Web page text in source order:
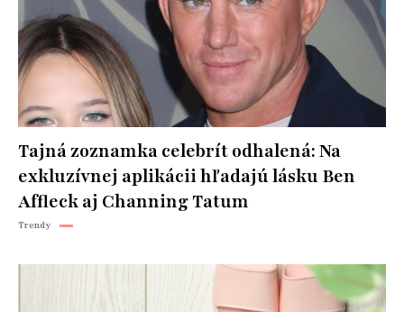
Tajná zoznamka celebrít odhalená: Na
exkluzívnej aplikácii hľadajú lásku Ben
Affleck aj Channing Tatum
Trendy